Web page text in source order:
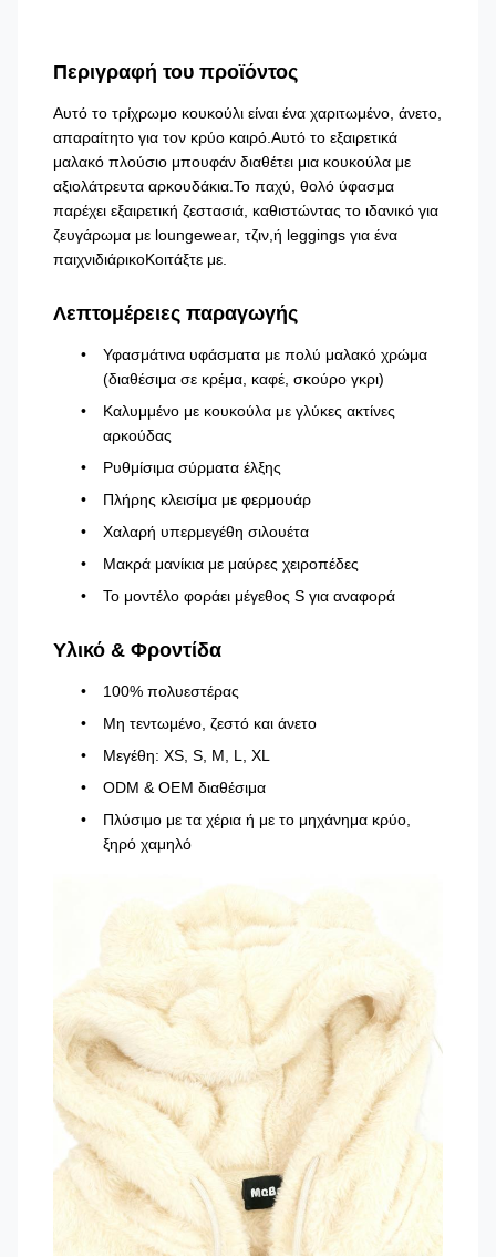
Περιγραφή του προϊόντος
Αυτό το τρίχρωμο κουκούλι είναι ένα χαριτωμένο, άνετο,
απαραίτητο για τον κρύο καιρό.Αυτό το εξαιρετικά
μαλακό πλούσιο μπουφάν διαθέτει μια κουκούλα με
αξιολάτρευτα αρκουδάκια.Το παχύ, θολό ύφασμα
παρέχει εξαιρετική ζεστασιά, καθιστώντας το ιδανικό για
ζευγάρωμα με loungewear, τζιν,ή leggings για ένα
παιχνιδιάρικοΚοιτάξτε με.
Λεπτομέρειες παραγωγής
Υφασμάτινα υφάσματα με πολύ μαλακό χρώμα
(διαθέσιμα σε κρέμα, καφέ, σκούρο γκρι)
Καλυμμένο με κουκούλα με γλύκες ακτίνες
αρκούδας
Ρυθμίσιμα σύρματα έλξης
Πλήρης κλεισίμα με φερμουάρ
Χαλαρή υπερμεγέθη σιλουέτα
Μακρά μανίκια με μαύρες χειροπέδες
Το μοντέλο φοράει μέγεθος S για αναφορά
Υλικό & Φροντίδα
100% πολυεστέρας
Μη τεντωμένο, ζεστό και άνετο
Μεγέθη: XS, S, M, L, XL
ODM & OEM διαθέσιμα
Πλύσιμο με τα χέρια ή με το μηχάνημα κρύο,
ξηρό χαμηλό